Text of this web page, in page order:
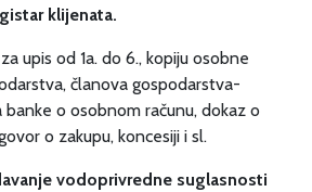
klijenata.
upis od 1a. do 6., kopiju osobne
članova gospodarstva-
o osobnom računu, dokaz o
o zakupu, koncesiji i sl.
vodoprivredne suglasnosti